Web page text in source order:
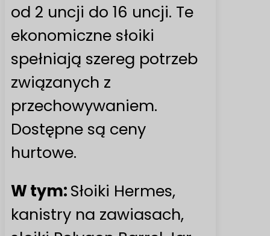
od 2 uncji do 16 uncji. Te
ekonomiczne słoiki
spełniają szereg potrzeb
związanych z
przechowywaniem.
Dostępne są ceny
hurtowe.
W tym:Słoiki Hermes,
kanistry na zawiasach,